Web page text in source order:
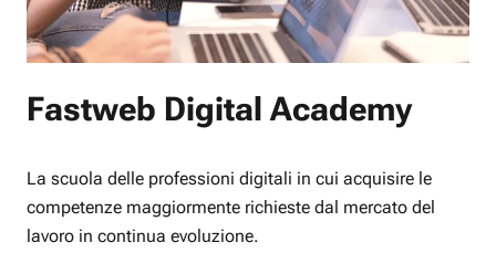
Fastweb Digital Academy
La scuola delle professioni digitali in cui acquisire le
competenze maggiormente richieste dal mercato del
lavoro in continua evoluzione.